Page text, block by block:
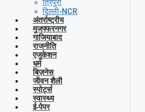
त्रिपुरा
दिल्ली-NCR
अंतर्राष्ट्रीय
मुजफ्फरनगर
गाजियाबाद
राजनीति
एजुकेशन
धर्म
बिज़नेस
जीवन शैली
स्पोर्ट्स
स्वास्थ्य
ई-पेपर